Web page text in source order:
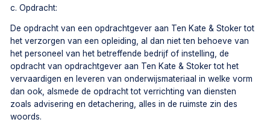
c. Opdracht:
De opdracht van een opdrachtgever aan Ten Kate & Stoker tot
het verzorgen van een opleiding, al dan niet ten behoeve van
het personeel van het betreffende bedrijf of instelling, de
opdracht van opdrachtgever aan Ten Kate & Stoker tot het
vervaardigen en leveren van onderwijsmateriaal in welke vorm
dan ook, alsmede de opdracht tot verrichting van diensten
zoals advisering en detachering, alles in de ruimste zin des
woords.